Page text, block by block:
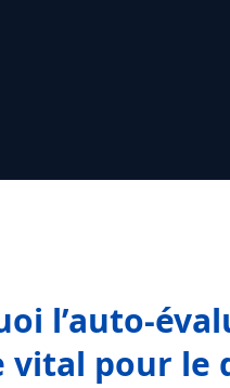
l’auto-
vital pour le